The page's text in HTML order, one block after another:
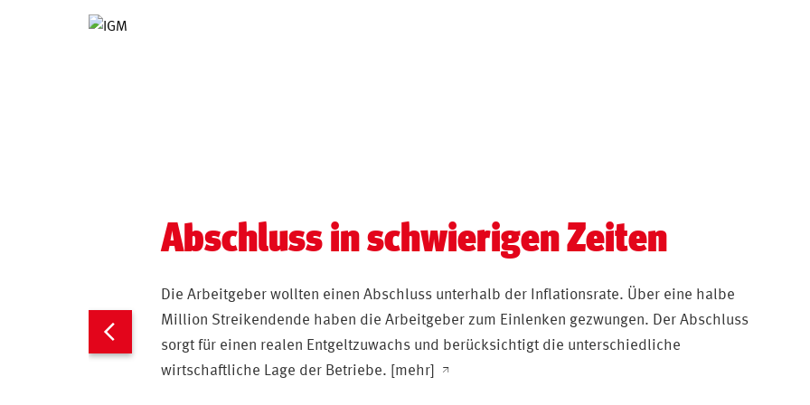
Abschluss in schwierigen Zeiten
Die Arbeitgeber wollten einen Abschluss unterhalb der Inflationsrate. Über eine halbe
Million Streikendende haben die Arbeitgeber zum Einlenken gezwungen. Der Abschluss
sorgt für einen realen Entgeltzuwachs und berücksichtigt die unterschiedliche
wirtschaftliche Lage der Betriebe. [mehr]